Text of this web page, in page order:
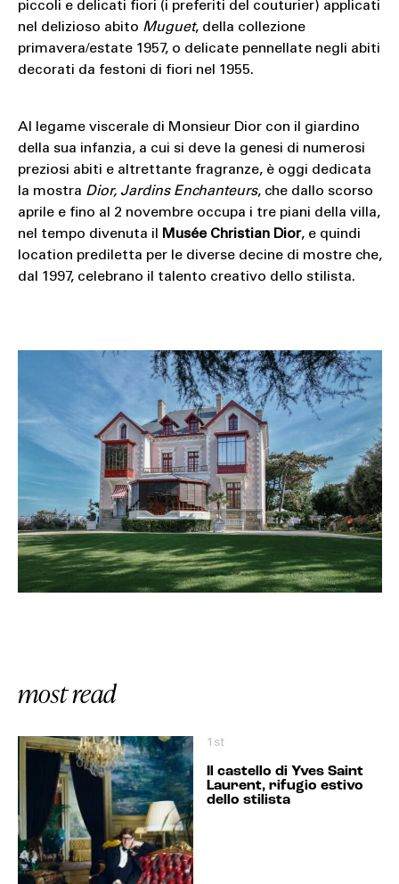
piccoli e delicati fiori (i preferiti del couturier) applicati
nel delizioso abito Muguet, della collezione
primavera/estate 1957, o delicate pennellate negli abiti
decorati da festoni di fiori nel 1955.
Al legame viscerale di Monsieur Dior con il giardino
della sua infanzia, a cui si deve la genesi di numerosi
preziosi abiti e altrettante fragranze, è oggi dedicata
la mostra Dior, Jardins Enchanteurs, che dallo scorso
aprile e fino al 2 novembre occupa i tre piani della villa,
nel tempo divenuta il
Musée Christian Dior, e quindi
location prediletta per le diverse decine di mostre che,
dal 1997, celebrano il talento creativo dello stilista.
most read
1st
Il castello di Yves Saint
Laurent, rifugio estivo
dello stilista